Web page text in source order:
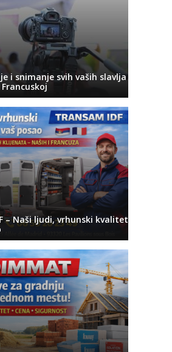
i snimanje svih vaših slavlja
– Naši ljudi, vrhunski kvalitet